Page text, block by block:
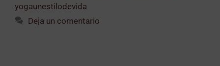
yogaunestilodevida
Deja un comentario